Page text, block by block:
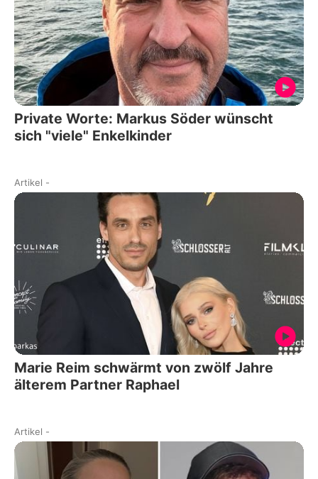
Private Worte: Markus Söder wünscht
sich "viele" Enkelkinder
Artikel -
Marie Reim schwärmt von zwölf Jahre
älterem Partner Raphael
Artikel -